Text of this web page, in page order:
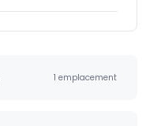
1 emplacement